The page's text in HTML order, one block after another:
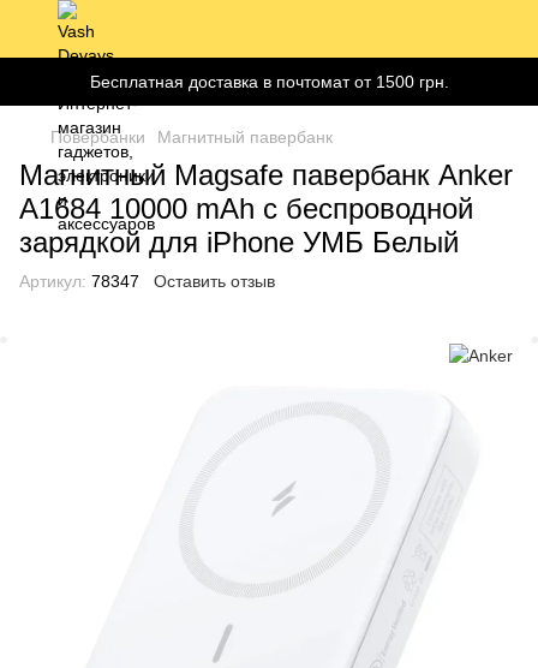
Бесплатная доставка в почтомат от 1500 грн.
Повербанки Магнитный павербанк
Магнитный Magsafe павербанк Anker
A1684 10000 mAh с беспроводной
зарядкой для iPhone УМБ Белый
Артикул: 78347 Оставить отзыв